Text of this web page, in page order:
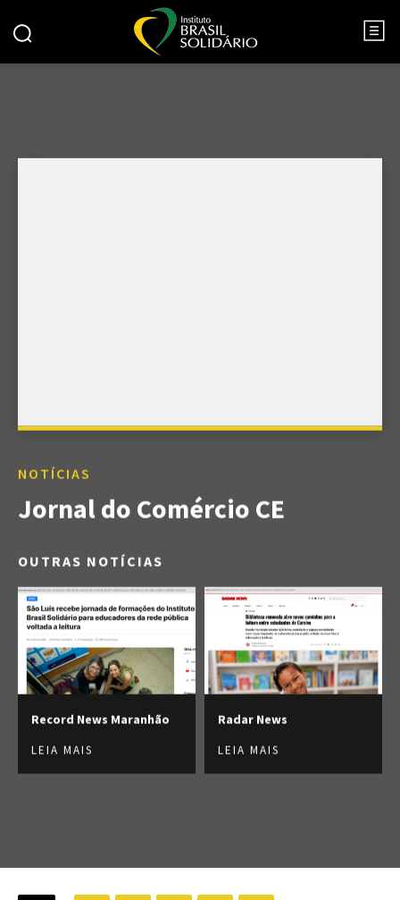
NOTÍCIAS
Jornal do Comércio CE
OUTRAS NOTÍCIAS
Record News Maranhão
LEIA MAIS
Radar News
LEIA MAIS